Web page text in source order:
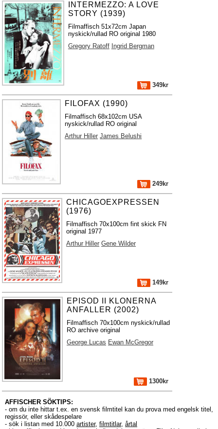
INTERMEZZO: A LOVE
STORY (1939)
Filmaffisch 51x72cm Japan
nyskick/rullad RO original 1980
Gregory Ratoff Ingrid Bergman
349kr
FILOFAX (1990)
Filmaffisch 68x102cm USA
nyskick/rullad RO original
Arthur Hiller James Belushi
249kr
CHICAGOEXPRESSEN
(1976)
Filmaffisch 70x100cm fint skick FN
original 1977
Arthur Hiller Gene Wilder
149kr
EPISOD II KLONERNA
ANFALLER (2002)
Filmaffisch 70x100cm nyskick/rullad
RO archive original
George Lucas Ewan McGregor
1300kr
AFFISCHER SÖKTIPS:
- om du inte hittar t.ex. en svensk filmtitel kan du prova med engelsk titel,
regissör, eller skådespelare
- sök i listan med 10.000 artister, filmtitlar, årtal